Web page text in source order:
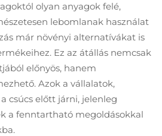
olyan anyagok felé,
lebomlanak használat
már növényi alternatívákat is
Ez az átállás nemcsak
előnyös, hanem
Azok a vállalatok,
csúcs előtt járni, jelenleg
a fenntartható megoldásokkal